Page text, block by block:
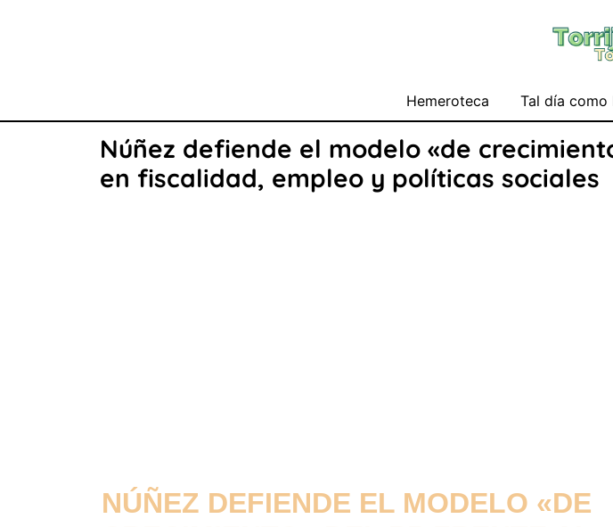
Hemeroteca Tal día como
Núñez defiende el modelo «de
en fiscalidad, empleo y políticas sociales
NÚÑEZ DEFIENDE EL MODELO «DE